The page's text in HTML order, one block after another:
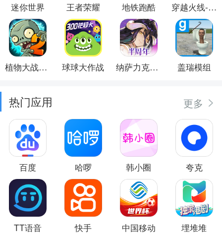
迷你世界 王者荣耀 地铁跑酷 穿越火线-枪战王者
植物大战僵尸2 球球大作战 纳萨力克之王 盖瑞模组
热门应用 更多
百度 哈啰 韩小圈 夸克
TT语音 快手 中国移动 埋堆堆